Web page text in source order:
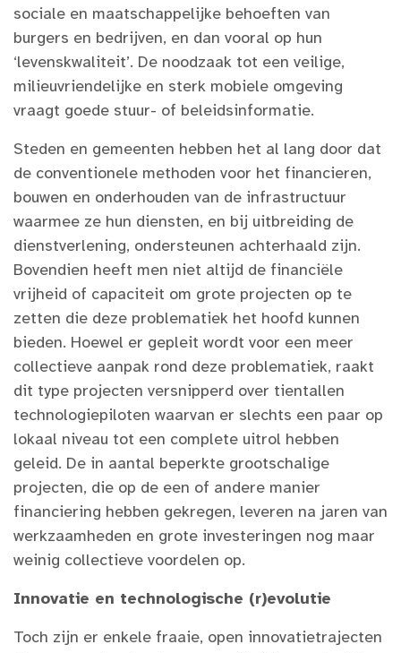
sociale en maatschappelijke behoeften van
burgers en bedrijven, en dan vooral op hun
‘levenskwaliteit’. De noodzaak tot een veilige,
milieuvriendelijke en sterk mobiele omgeving
vraagt goede stuur- of beleidsinformatie.
Steden en gemeenten hebben het al lang door dat
de conventionele methoden voor het financieren,
bouwen en onderhouden van de infrastructuur
waarmee ze hun diensten, en bij uitbreiding de
dienstverlening, ondersteunen achterhaald zijn.
Bovendien heeft men niet altijd de financiële
vrijheid of capaciteit om grote projecten op te
zetten die deze problematiek het hoofd kunnen
bieden. Hoewel er gepleit wordt voor een meer
collectieve aanpak rond deze problematiek, raakt
dit type projecten versnipperd over tientallen
technologiepiloten waarvan er slechts een paar op
lokaal niveau tot een complete uitrol hebben
geleid. De in aantal beperkte grootschalige
projecten, die op de een of andere manier
financiering hebben gekregen, leveren na jaren van
werkzaamheden en grote investeringen nog maar
weinig collectieve voordelen op.
Innovatie en technologische (r)evolutie
Toch zijn er enkele fraaie, open innovatietrajecten